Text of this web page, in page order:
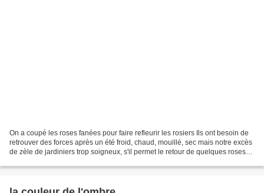
On a coupé les roses fanées pour faire refleurir les rosiers Ils ont besoin de
retrouver des forces après un été froid, chaud, mouillé, sec mais notre excès
de zèle de jardiniers trop soigneux, s'il permet le retour de quelques roses